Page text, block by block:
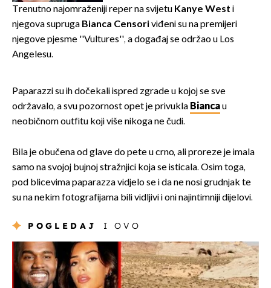
Trenutno najomraženiji reper na svijetu Kanye West i
njegova supruga Bianca Censori viđeni su na premijeri
njegove pjesme ''Vultures'', a događaj se održao u Los
Angelesu.
Paparazzi su ih dočekali ispred zgrade u kojoj se sve
održavalo, a svu pozornost opet je privukla Biancau
neobičnom outfitu koji više nikoga ne čudi.
Bila je obučena od glave do pete u crno, ali proreze je imala
samo na svojoj bujnoj stražnjici koja se isticala. Osim toga,
pod blicevima paparazza vidjelo se i da ne nosi grudnjak te
su na nekim fotografijama bili vidljivi i oni najintimniji dijelovi.
POGLEDAJ I OVO